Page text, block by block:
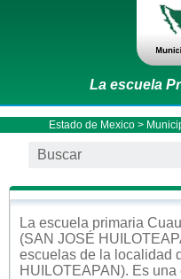
La escuela
Estado de Mexico >
La escuela primaria
(SAN JOSÉ
escuelas de la localidad
HUILOTEAPAN). Es una